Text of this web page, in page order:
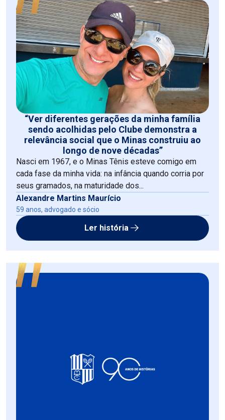
“Ver diferentes gerações da minha família
sendo acolhidas pelo Clube demonstra a
relevância social que o Minas construiu ao
longo de nove décadas”
Nasci em 1967, e o Minas Tênis esteve comigo em
cada fase da minha vida: na infância quando corria por
seus gramados, na maturidade dos...
Alexandre Martins Maurício
59 anos, advogado e sócio
Ler história